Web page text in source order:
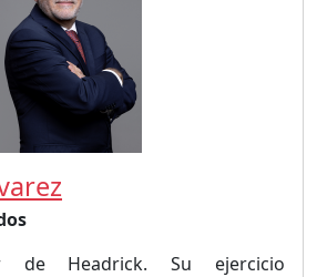
de Headrick. Su ejercicio